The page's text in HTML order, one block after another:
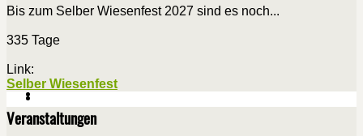
Bis zum Selber Wiesenfest 2027 sind es noch...
335 Tage
Link:
Selber Wiesenfest
Veranstaltungen